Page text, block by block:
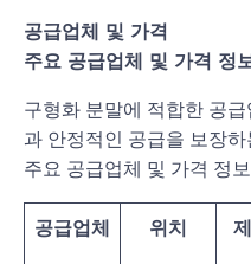
공급업체 및 가격
주요 공급업체 및 가격 정
구형화 분말에 적합한 공
과 안정적인 공급을 보장
주요 공급업체 및 가격 정
공급업체 위치